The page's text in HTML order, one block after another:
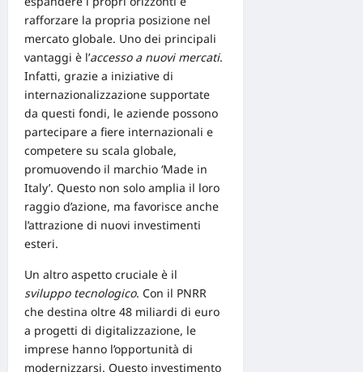
rafforzare la propria posizione nel
mercato globale. Uno dei principali
vantaggi è l’accesso a nuovi mercati.
Infatti, grazie a iniziative di
internazionalizzazione supportate
da questi fondi, le aziende possono
partecipare a fiere internazionali e
competere su scala globale,
promuovendo il marchio ‘Made in
Italy’. Questo non solo amplia il loro
raggio d’azione, ma favorisce anche
l’attrazione di nuovi investimenti
esteri.
Un altro aspetto cruciale è il
sviluppo tecnologico. Con il PNRR
che destina oltre 48 miliardi di euro
a progetti di digitalizzazione, le
imprese hanno l’opportunità di
modernizzarsi. Questo investimento